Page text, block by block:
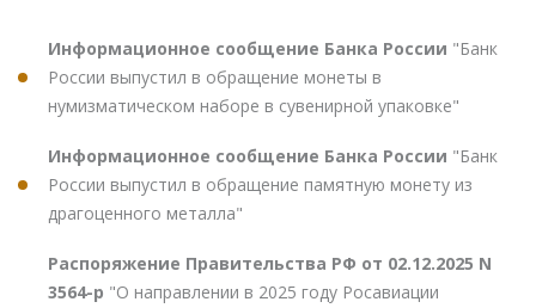
Информационное сообщение Банка России "Банк
России выпустил в обращение монеты в
нумизматическом наборе в сувенирной упаковке"
Информационное сообщение Банка России "Банк
России выпустил в обращение памятную монету из
драгоценного металла"
Распоряжение Правительства РФ от 02.12.2025 N
3564-р "О направлении в 2025 году Росавиации